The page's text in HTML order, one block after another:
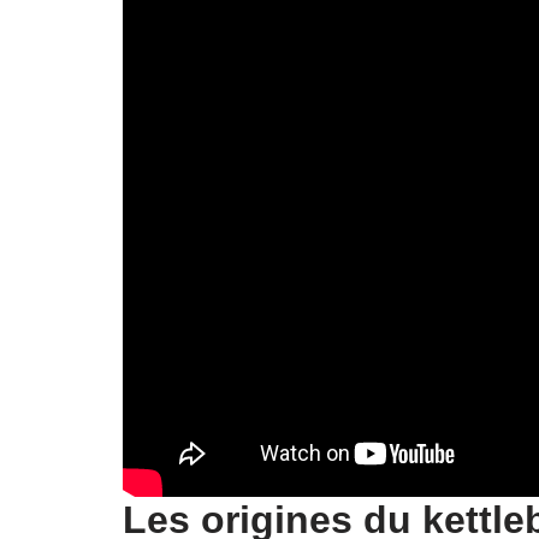
Les origines du